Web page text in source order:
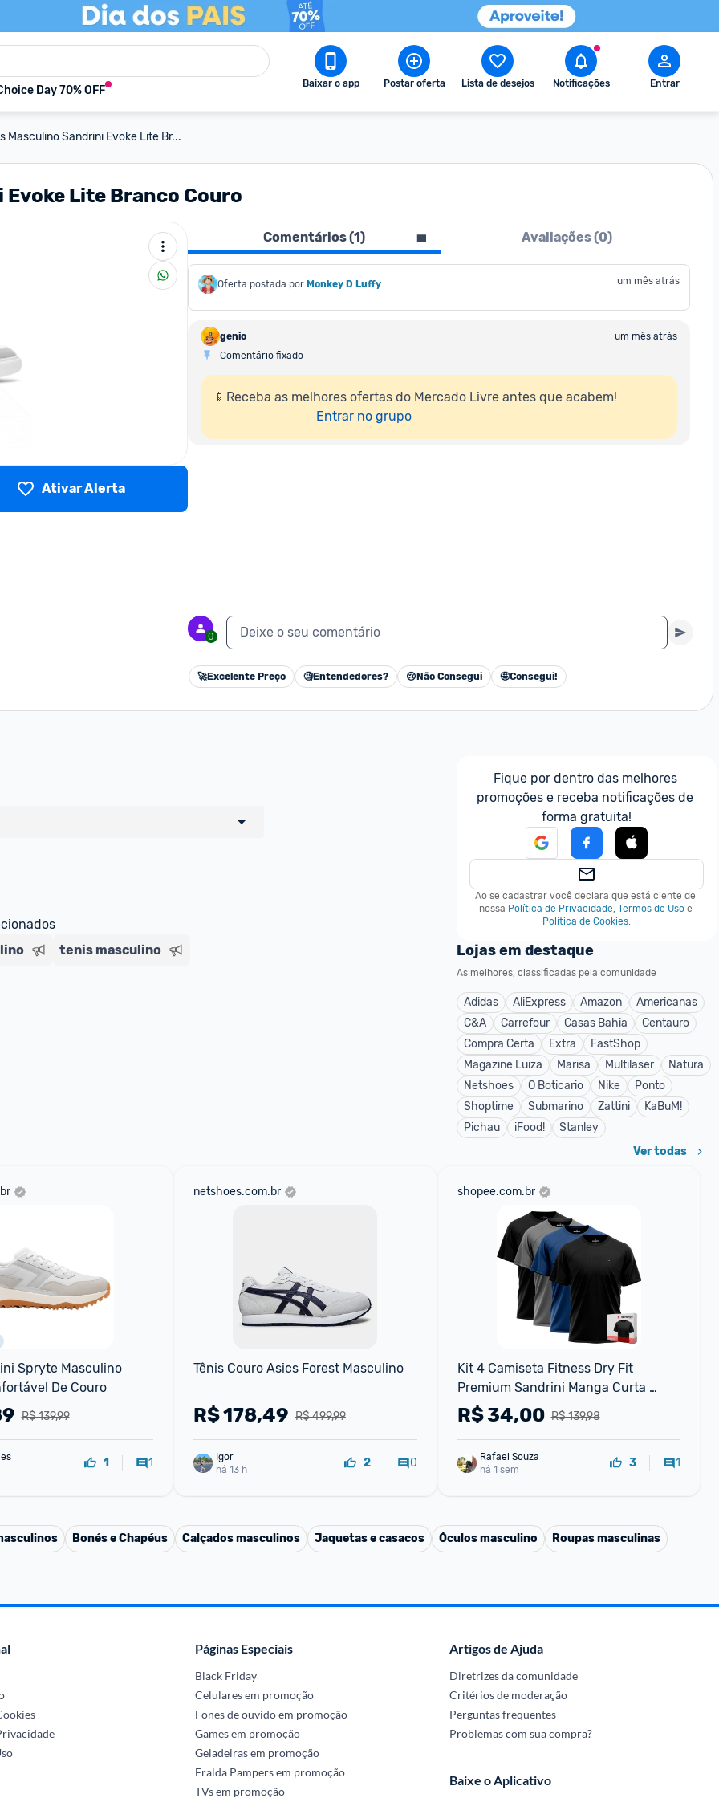
Day 70% OFF Baixar o app Postar oferta Lista de desejos Notificações Entrar
Masculino Sandrini Evoke Lite Br...
Lite Branco Couro
Ativar Alerta
Comentários (1) Avaliações (0)
Oferta postada por Monkey D Luffy um mês atrás
genio
um mês atrás
Comentário fixado
📱Receba as melhores ofertas do Mercado Livre antes que acabem!
Entrar no grupo
0 Deixe o seu comentário
🚀Excelente Preço 🧐Entendedores? 😢 Não Consegui 🤩Consegui!
um marketplace, nós indicamos no
sinalizamos através da tag
tenis masculino
Fique por dentro das melhores
promoções e receba notificações de
forma gratuita!
Ao se cadastrar você declara que está ciente de
nossa Política de Privacidade, Termos de Uso e
Política de Cookies.
Lojas em destaque
As melhores, classificadas pela comunidade
Adidas AliExpress Amazon
Americanas
C&A
Carrefour Casas Bahia
Centauro
Compra Certa
Extra
FastShop
Magazine Luiza
Marisa Multilaser
Natura
Netshoes
O Boticario Nike
Ponto
Shoptime
Submarino Zattini
KaBuM!
Pichau
iFood! Stanley
Ver todas
Spryte Masculino
De Couro
R$ 139,99
1 1
netshoes.com.br
Tênis Couro Asics Forest Masculino
R$ 499,99
R$178,49
Igor
há 13 h
2 0
shopee.com.br
Kit 4 Camiseta Fitness Dry Fit
Premium Sandrini Manga Curta
Masculina Sport Treino
R$ 139,98
R$34,00
Rafael Souza
há 1 sem
3 1
Bonés e Chapéus Calçados masculinos Jaquetas e casacos Óculos masculino Roupas masculinas
Páginas Especiais
Black Friday
Celulares em promoção
Fones de ouvido em promoção
Games em promoção
Geladeiras em promoção
Fralda Pampers em promoção
TVs em promoção
Artigos de Ajuda
Diretrizes da comunidade
Critérios de moderação
Perguntas frequentes
Problemas com sua compra?
Baixe o Aplicativo